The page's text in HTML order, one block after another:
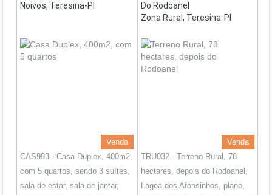
Noivos, Teresina-PI
Venda
CAS993 - Casa Duplex, 400m2,
com 5 quartos, sendo 3 suítes,
sala de estar, sala de jantar,
Do Rodoanel
Zona Rural, Teresina-PI
Venda
TRU032 - Terreno Rural, 78
hectares, depois do Rodoanel,
Lagoa dos Afonsinhos, plano,